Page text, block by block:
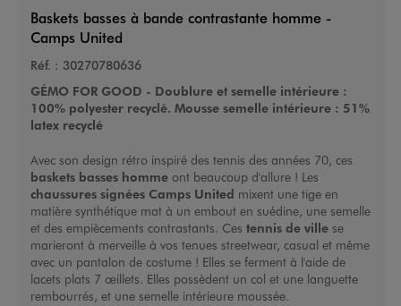
Baskets basses à bande contrastante homme -
Camps United
Réf. : 30270780636
GÉMO FOR GOOD - Doublure et semelle intérieure :
100% polyester recyclé. Mousse semelle intérieure : 51%
latex recyclé
Avec son design rétro inspiré des tennis des années 70, ces
baskets basses hommeont beaucoup d'allure ! Les
chaussures signées Camps United mixent une tige en
matière synthétique mat à un embout en suédine, une semelle
et des empiècements contrastants. Ces tennis de villese
marieront à merveille à vos tenues streetwear, casual et même
avec un pantalon de costume ! Elles se ferment à l'aide de
lacets plats 7 œillets. Elles possèdent un col et une languette
rembourrés, et une semelle intérieure moussée.